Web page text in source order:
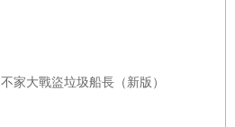
不家大戰盜垃圾船長（新版）